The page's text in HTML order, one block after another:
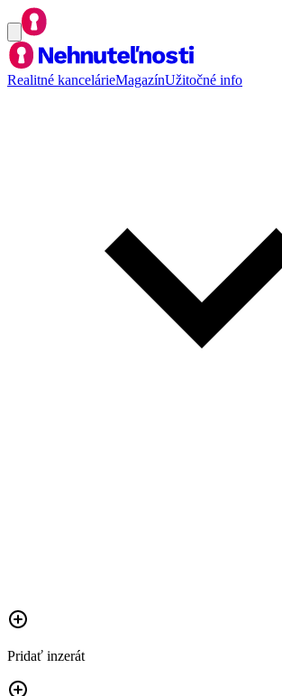
Realitné kancelárieMagazínUžitočné info
Pridať inzerát